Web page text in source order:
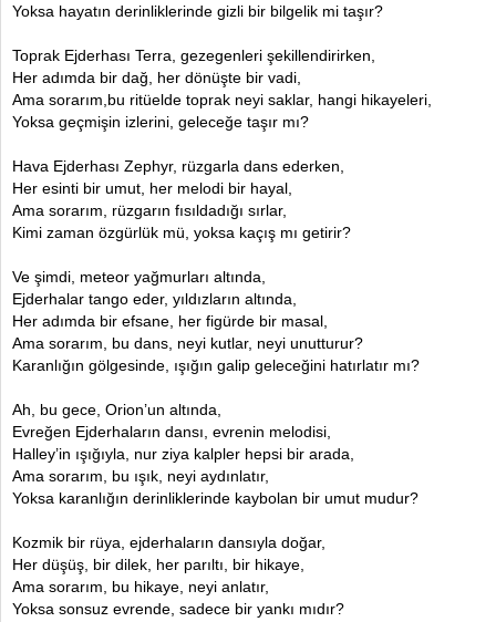
Yoksa hayatın derinliklerinde gizli bir bilgelik mi taşır?
Toprak Ejderhası Terra, gezegenleri şekillendirirken,
Her adımda bir dağ, her dönüşte bir vadi,
Ama sorarım,bu ritüelde toprak neyi saklar, hangi hikayeleri,
Yoksa geçmişin izlerini, geleceğe taşır mı?
Hava Ejderhası Zephyr, rüzgarla dans ederken,
Her esinti bir umut, her melodi bir hayal,
Ama sorarım, rüzgarın fısıldadığı sırlar,
Kimi zaman özgürlük mü, yoksa kaçış mı getirir?
Ve şimdi, meteor yağmurları altında,
Ejderhalar tango eder, yıldızların altında,
Her adımda bir efsane, her figürde bir masal,
Ama sorarım, bu dans, neyi kutlar, neyi unutturur?
Karanlığın gölgesinde, ışığın galip geleceğini hatırlatır mı?
Ah, bu gece, Orion’un altında,
Evreğen Ejderhaların dansı, evrenin melodisi,
Halley’in ışığıyla, nur ziya kalpler hepsi bir arada,
Ama sorarım, bu ışık, neyi aydınlatır,
Yoksa karanlığın derinliklerinde kaybolan bir umut mudur?
Kozmik bir rüya, ejderhaların dansıyla doğar,
Her düşüş, bir dilek, her parıltı, bir hikaye,
Ama sorarım, bu hikaye, neyi anlatır,
Yoksa sonsuz evrende, sadece bir yankı mıdır?